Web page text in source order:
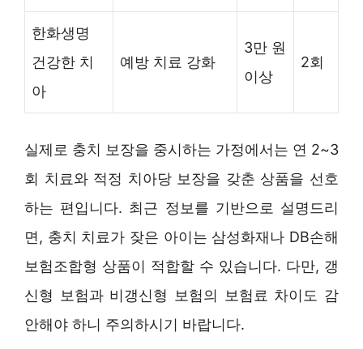
한화생명
건강한 치
아
예방 치료 강화
3만 원
이상
2회
실제로 충치 보장을 중시하는 가정에서는 연 2~3
회 치료와 적정 치아당 보장을 갖춘 상품을 선호
하는 편입니다. 최근 정보를 기반으로 설명드리
면, 충치 치료가 잦은 아이는 삼성화재나 DB손해
보험조합형 상품이 적합할 수 있습니다. 다만, 갱
신형 보험과 비갱신형 보험의 보험료 차이도 감
안해야 하니 주의하시기 바랍니다.